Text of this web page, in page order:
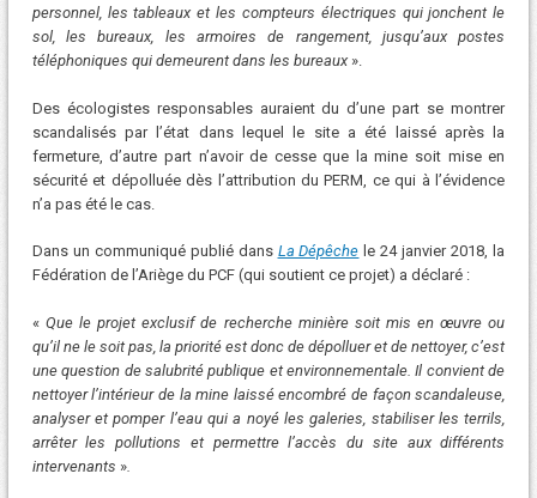
personnel, les tableaux et les compteurs électriques qui jonchent le
sol, les bureaux, les armoires de rangement, jusqu’aux postes
téléphoniques qui demeurent dans les bureaux».
Des écologistes responsables auraient du d’une part se montrer
scandalisés par l’état dans lequel le site a été laissé après la
fermeture, d’autre part n’avoir de cesse que la mine soit mise en
sécurité et dépolluée dès l’attribution du PERM, ce qui à l’évidence
n’a pas été le cas.
Dans un communiqué publié dans La Dépêche le 24 janvier 2018, la
Fédération de l’Ariège du PCF (qui soutient ce projet) a déclaré :
« Que le projet exclusif de recherche minière soit mis en œuvre ou
qu’il ne le soit pas, la priorité est donc de dépolluer et de nettoyer, c’est
une question de salubrité publique et environnementale. Il convient de
nettoyer l’intérieur de la mine laissé encombré de façon scandaleuse,
analyser et pomper l’eau qui a noyé les galeries, stabiliser les terrils,
arrêter les pollutions et permettre l’accès du site aux différents
intervenants ».